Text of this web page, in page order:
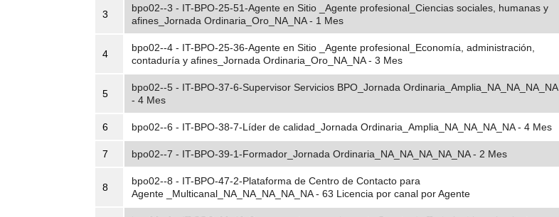
3
bpo02--3 - IT-BPO-25-51-Agente en Sitio _Agente profesional_Ciencias sociales, humanas y
afines_Jornada Ordinaria_Oro_NA_NA - 1 Mes
4
bpo02--4 - IT-BPO-25-36-Agente en Sitio _Agente profesional_Economía, administración,
contaduría y afines_Jornada Ordinaria_Oro_NA_NA - 3 Mes
5
bpo02--5 - IT-BPO-37-6-Supervisor Servicios BPO_Jornada Ordinaria_Amplia_NA_NA_NA_NA
- 4 Mes
6 bpo02--6 - IT-BPO-38-7-Líder de calidad_Jornada Ordinaria_Amplia_NA_NA_NA_NA - 4 Mes
7 bpo02--7 - IT-BPO-39-1-Formador_Jornada Ordinaria_NA_NA_NA_NA_NA - 2 Mes
8
bpo02--8 - IT-BPO-47-2-Plataforma de Centro de Contacto para
Agente _Multicanal_NA_NA_NA_NA_NA - 63 Licencia por canal por Agente